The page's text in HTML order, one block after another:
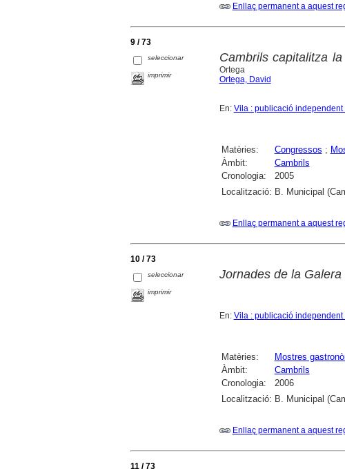
Enllaç permanent a aquest
9 / 73
seleccionar
imprimir
Cambrils capitalitza
Ortega
Ortega, David
En: Vila : publicació
Matèries: Congressos ;
Àmbit:
Cambrils
Cronologia:
2005
Localització: B. Municipal
Enllaç permanent a aquest
10 / 73
seleccionar
imprimir
Jornades de la
En: Vila : publicació
Matèries: Mostres
Àmbit:
Cambrils
Cronologia:
2006
Localització: B. Municipal
Enllaç permanent a aquest
11 / 73